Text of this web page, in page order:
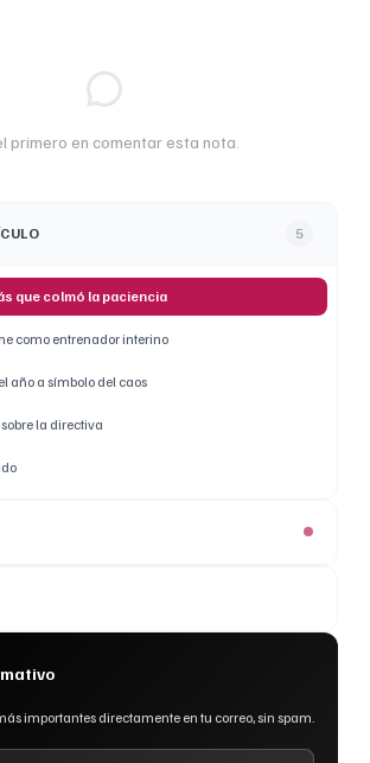
primero en comentar esta nota.
5
que colmó la paciencia
como entrenador interino
año a símbolo del caos
la directiva
importantes directamente en tu correo, sin spam.